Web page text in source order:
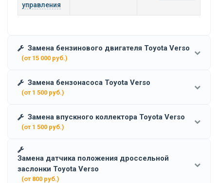
управления
Замена бензинового двигателя Toyota Verso
(от 15 000 руб.)
Замена бензонасоса Toyota Verso
(от 1 500 руб.)
Замена впускного коллектора Toyota Verso
(от 1 500 руб.)
Замена датчика положения дроссельной
заслонки Toyota Verso
(от 800 руб.)